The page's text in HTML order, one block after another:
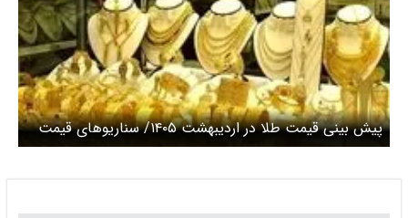
پیش بینی قیمت طلا در اردیبهشت ۱۴۰۵/ سناریوهای قیمت
طلا در بازار داخلی و خارجی